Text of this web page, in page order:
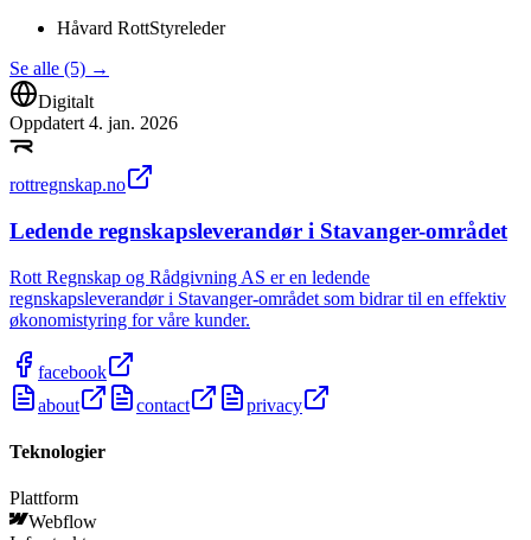
Håvard RottStyreleder
Se alle (5) →
Digitalt
Oppdatert 4. jan. 2026
rottregnskap.no
Ledende regnskapsleverandør i Stavanger-området
Rott Regnskap og Rådgivning AS er en ledende
regnskapsleverandør i Stavanger-området som bidrar til en effektiv
økonomistyring for våre kunder.
facebook
about
contact privacy
Teknologier
Plattform
Webflow